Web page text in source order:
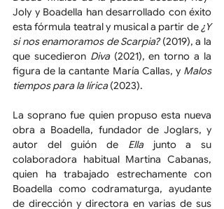
Joly y Boadella han desarrollado con éxito
esta fórmula teatral y musical a partir de ¿Y
si nos enamoramos de Scarpia? (2019), a la
que sucedieron Diva (2021), en torno a la
figura de la cantante María Callas, y Malos
tiempos para la lírica (2023).
La soprano fue quien propuso esta nueva
obra a Boadella, fundador de Joglars, y
autor del guión de Ella junto a su
colaboradora habitual Martina Cabanas,
quien ha trabajado estrechamente con
Boadella como codramaturga, ayudante
de dirección y directora en varias de sus